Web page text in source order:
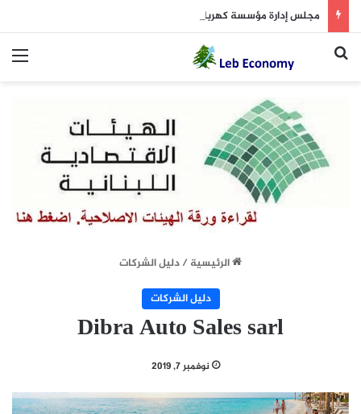
مجلس إدارة مؤسسة كهرباء لبنان يقرّ خطة الحوكمة
بحث عن
الرئيسية/دليل الشركات
دليل الشركات
Dibra Auto Sales sarl
نوفمبر 7, 2019